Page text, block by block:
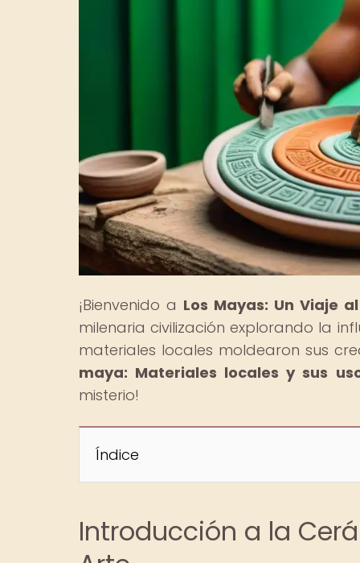
¡Bienvenido a Los Mayas: Un Viaje
milenaria civilización explorando la
materiales locales moldearon sus
maya: Materiales locales y sus
misterio!
Índice
Introducción a la